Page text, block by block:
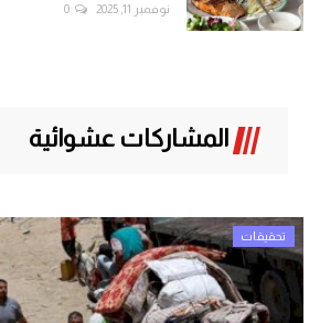
نوفمبر 11, 2025 0
المشاركات عشوائية
تحقيقات